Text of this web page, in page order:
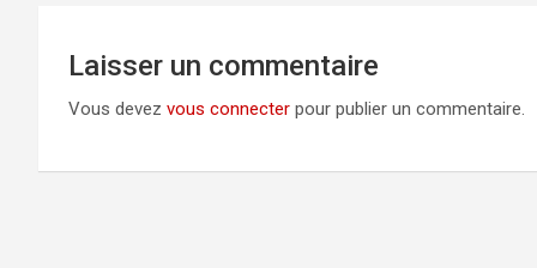
Laisser un commentaire
Vous devez vous connecter pour publier un commentaire.